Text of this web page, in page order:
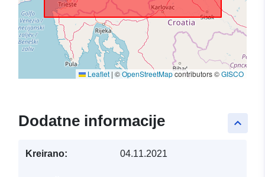
Leaflet | ©OpenStreetMapcontributors ©GISCO
keyboard_arrow_up
Dodatne informacije
Kreirano: 04.11.2021